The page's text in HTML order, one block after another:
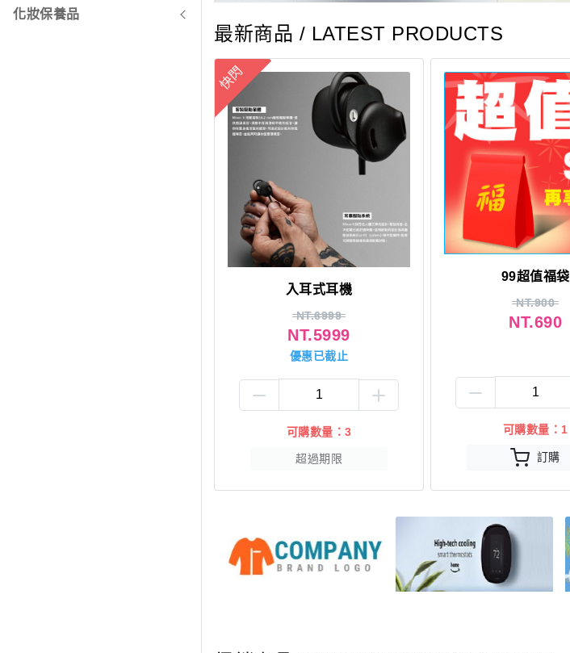
化妝保養品
最新商品 / LATEST PRODUCTS
快閃
入耳式耳機
NT.6999
NT.5999
優惠已截止
可購數量：3
超過期限
99超值福袋
NT.900
NT.690
可購數量：1
訂購